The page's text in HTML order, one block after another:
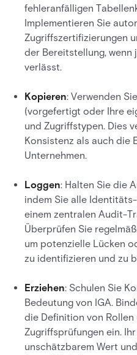
fehleranfälligen
Implementieren Sie
Zugriffszertifizierungen
der Bereitstellung, wenn
verlässt.
Kopieren: Verwenden
(vorgefertigt oder Ihre
und Zugriffstypen. Dies
Konsistenz als auch die
Unternehmen.
Loggen: Halten Sie die
indem Sie alle
einem zentralen Audit-
Überprüfen Sie
um potenzielle Lücken
zu identifizieren und zu
Erziehen: Schulen Sie
Bedeutung von IGA.
die Definition von
Zugriffsprüfungen ein.
unschätzbarem Wert